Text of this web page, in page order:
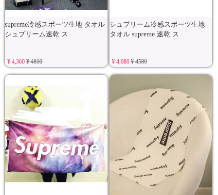
supreme冷感スポーツ生地 タオル
シュプリーム速乾 ス
¥ 4,360¥ 4860
シュプリーム冷感スポーツ生地
タオル supreme 速乾 ス
¥ 4,080¥ 4580